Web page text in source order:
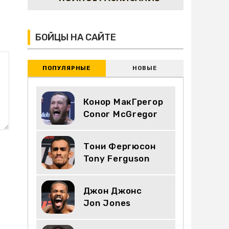
БОЙЦЫ НА САЙТЕ
ПОПУЛЯРНЫЕ НОВЫЕ
Конор МакГрегор
Conor McGregor
Тони Фергюсон
Tony Ferguson
Джон Джонс
Jon Jones